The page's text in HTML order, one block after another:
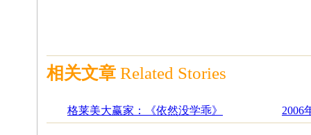
相关文章 Related Stories
格莱美大赢家：《依然没学乖》 2006